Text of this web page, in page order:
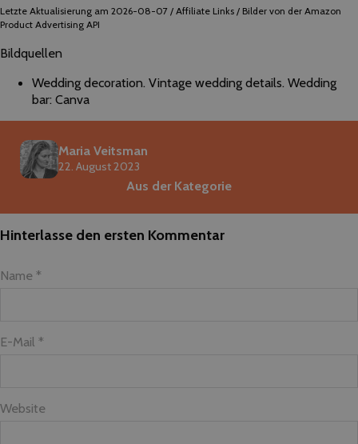
Letzte Aktualisierung am 2026-08-07 / Affiliate Links / Bilder von der Amazon
Product Advertising API
Bildquellen
Wedding decoration. Vintage wedding details. Wedding
bar: Canva
Maria Veitsman
22. August 2023
Aus der Kategorie
Hinterlasse den ersten Kommentar
Name *
E-Mail *
Website